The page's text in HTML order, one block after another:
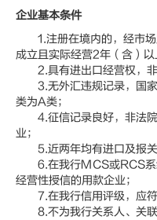
企业基本条件
1.注册在境内的，经市场
成立且实际经营2年（含）以
2.具有进出口经营权，非
3.无外汇违规记录，国家
类为A类；
4.征信记录良好，非法院
业；
5.近两年均有进口及报关
6.在我行MCS或RCS系
经营性授信的用款企业；
7.在我行信用评级，应符
8.不为我行关系人、关联